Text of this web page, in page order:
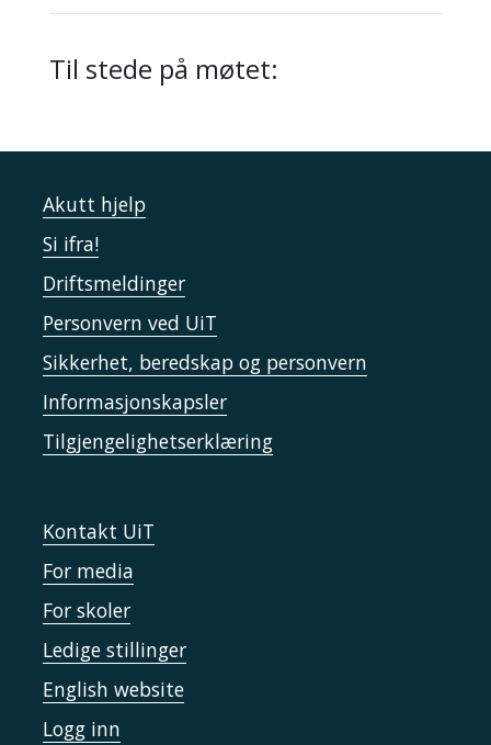
Til stede på møtet:
Akutt hjelp
Si ifra!
Driftsmeldinger
Personvern ved UiT
Sikkerhet, beredskap og personvern
Informasjonskapsler
Tilgjengelighetserklæring
Kontakt UiT
For media
For skoler
Ledige stillinger
English website
Logg inn